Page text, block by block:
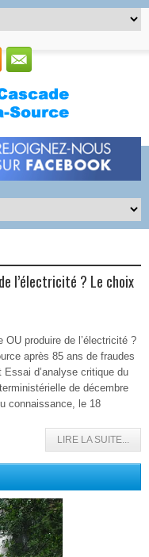
l’électricité ? Le choix
OU produire de l’électricité ?
après 85 ans de fraudes
Essai d’analyse critique du
de décembre
connaissance, le 18
LIRE LA SUITE...